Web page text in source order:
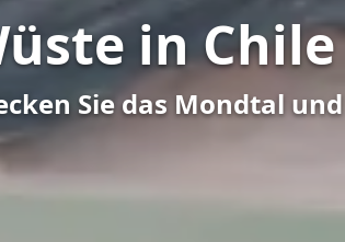
in Chile
Sie das Mondtal und